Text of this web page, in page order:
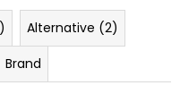
Alternative (2)
Brand